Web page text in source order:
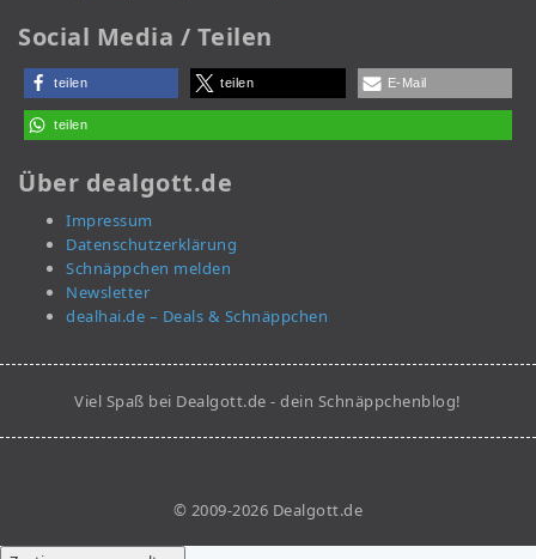
Social Media / Teilen
teilen teilen E-Mail
teilen
Über dealgott.de
Impressum
Datenschutzerklärung
Schnäppchen melden
Newsletter
dealhai.de – Deals & Schnäppchen
Viel Spaß bei Dealgott.de - dein Schnäppchenblog!
© 2009-2026 Dealgott.de